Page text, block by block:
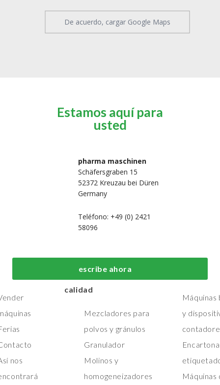
Estamos aquí para
usted
pharma maschinen
Schäfersgraben 15
52372 Kreuzau bei Düren
Germany
Teléfono: +49 (0) 2421
58096
escribe ahora
De acuerdo, cargar Google Maps
nos
fabricación y
procesos de primera
calidad
Mezcladores para
polvos y gránulos
Granulador
Molinos y
homogeneizadores
embalaje de
y
Máquinas